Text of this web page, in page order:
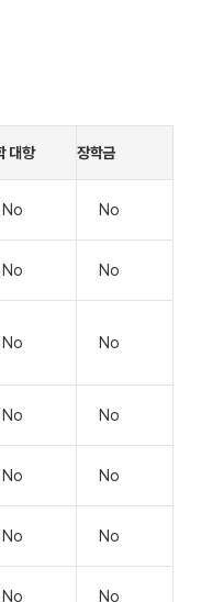
대항 장학금
No No
No No
No No
No No
No No
No No
No No